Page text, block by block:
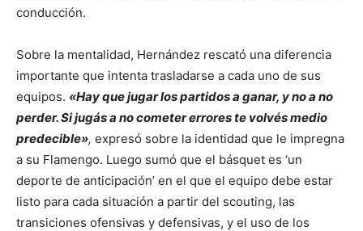
conducción.
Sobre la mentalidad, Hernández rescató una diferencia
importante que intenta trasladarse a cada uno de sus
equipos. «Hay que jugar los partidos a ganar, y no a no
perder. Si jugás a no cometer errores te volvés medio
predecible», expresó sobre la identidad que le impregna
a su Flamengo. Luego sumó que el básquet es ‘un
deporte de anticipación’ en el que el equipo debe estar
listo para cada situación a partir del scouting, las
transiciones ofensivas y defensivas, y el uso de los